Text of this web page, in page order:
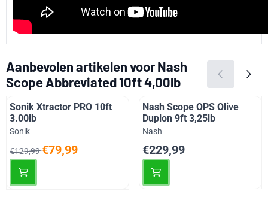
Aanbevolen artikelen voorNash
Scope Abbreviated 10ft 4,00lb
Sonik Xtractor PRO 10ft
3.00lb
Merk:
Sonik
Van 129,99 voor 79,99
€129,99€79,99
Nash Scope OPS Olive
Duplon 9ft 3,25lb
Merk:
Nash
Prijs: 229,99
€229,99